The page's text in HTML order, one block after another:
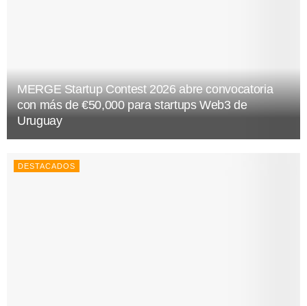
MERGE Startup Contest 2026 abre convocatoria
con más de €50,000 para startups Web3 de
Uruguay
DESTACADOS